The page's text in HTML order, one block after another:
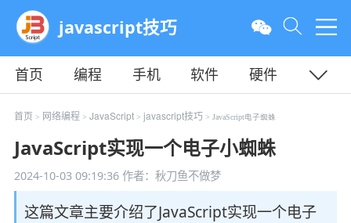
javascript技巧
首页 编程 手机 软件
硬件
教程
平面 服务器
首页 > 网络编程 > JavaScript> javascript技巧 > JavaScript电子蜘蛛
JavaScript实现一个电子小蜘蛛
2024-10-03 09:19:36作者：秋刀鱼不做梦
这篇文章主要介绍了JavaScript实现一个电子